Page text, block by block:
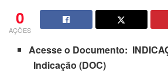
0
AÇÕES
Acesse o Documento:
Indicação (DOC)